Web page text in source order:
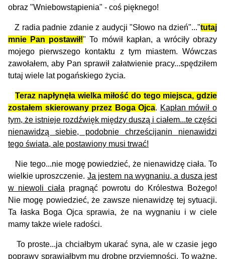
obraz "Wniebowstąpienia" - coś pięknego!
Z radia padnie zdanie z audycji "Słowo na dzień"..."tutaj
mnie Pan postawił!" To mówił kapłan, a wróciły obrazy
mojego pierwszego kontaktu z tym miastem. Wówczas
zawoła­łem, aby Pan sprawił załatwienie pracy...spędziłem
tutaj wiele lat pogańskiego życia.
Teraz napłynęła wielka miłość do tego miejsca, gdzie
zostałem skierowany przez Boga Ojca. Kapłan mówił o
tym, że istnieje rozdźwięk między duszą i ciałem...te części
nienawidzą siebie, podobnie chrześcijanin nienawidzi
tego świata, ale po­stawiony musi trwać!
Nie tego...nie mogę powiedzieć, że nienawidzę ciała. To
wielkie uproszczenie. Ja jestem na wygnaniu, a dusza jest
w niewoli ciała pragnąć powrotu do Królestwa Bożego!
Nie mo­gę powiedzieć, że zawsze nienawidzę tej sytuacji.
Ta łaska Boga Ojca sprawia, że na wygnaniu i w ciele
mamy także wiele radości.
To proste...ja chciałbym ukarać syna, ale w czasie jego
poprawy sprawiałbym mu drobne przyjemności. To ważne,